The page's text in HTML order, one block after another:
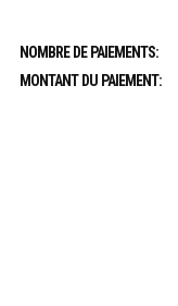
NOMBRE DE PAIEMENTS:
MONTANT DU PAIEMENT: